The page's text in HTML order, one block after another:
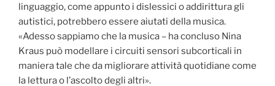
linguaggio, come appunto i dislessici o addirittura gli
autistici, potrebbero essere aiutati della musica.
«Adesso sappiamo che la musica – ha concluso Nina
Kraus può modellare i circuiti sensori subcorticali in
maniera tale che da migliorare attività quotidiane come
la lettura o l’ascolto degli altri».